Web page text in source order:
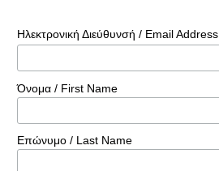
Ηλεκτρονική Διεύθυνσή / Email Address
Όνομα / First Name
Επώνυμο / Last Name